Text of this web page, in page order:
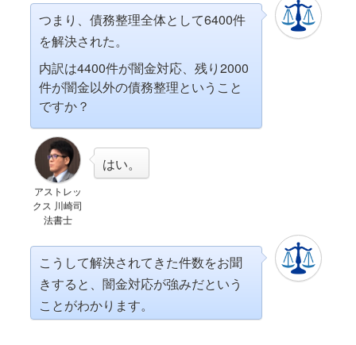
つまり、債務整理全体として6400件
を解決された。
内訳は4400件が闇金対応、残り2000
件が闇金以外の債務整理ということ
ですか？
アストレッ
クス 川崎司
法書士
はい。
こうして解決されてきた件数をお聞
きすると、闇金対応が強みだという
ことがわかります。